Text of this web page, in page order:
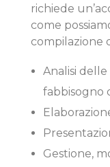
richiede
come
compilazione
Analisi delle
fabbisogno
Gestione,